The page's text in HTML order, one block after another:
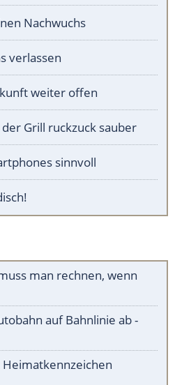
Nachwuchs
verlassen
weiter offen
Grill ruckzuck sauber
sinnvoll
man rechnen, wenn
auf Bahnlinie ab -